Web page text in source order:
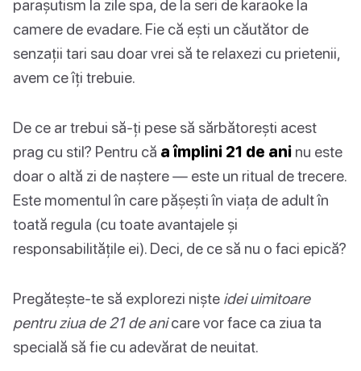
parașutism la zile spa, de la seri de karaoke la
camere de evadare. Fie că ești un căutător de
senzații tari sau doar vrei să te relaxezi cu prietenii,
avem ce îți trebuie.
De ce ar trebui să-ți pese să sărbătorești acest
prag cu stil? Pentru că a împlini 21 de ani nu este
doar o altă zi de naștere — este un ritual de trecere.
Este momentul în care pășești în viața de adult în
toată regula (cu toate avantajele și
responsabilitățile ei). Deci, de ce să nu o faci epică?
Pregătește-te să explorezi niște idei uimitoare
pentru ziua de 21 de anicare vor face ca ziua ta
specială să fie cu adevărat de neuitat.